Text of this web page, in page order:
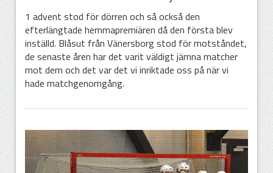
1 advent stod för dörren och så också den
efterlängtade hemmapremiären då den första blev
inställd. Blåsut från Vänersborg stod för motståndet,
de senaste åren har det varit väldigt jämna matcher
mot dem och det var det vi inriktade oss på när vi
hade matchgenomgång.